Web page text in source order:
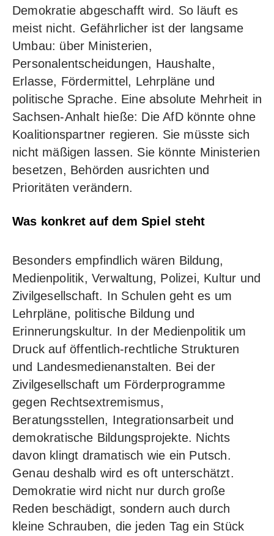
Demokratie abgeschafft wird. So läuft es
meist nicht. Gefährlicher ist der langsame
Umbau: über Ministerien,
Personalentscheidungen, Haushalte,
Erlasse, Fördermittel, Lehrpläne und
politische Sprache. Eine absolute Mehrheit in
Sachsen-Anhalt hieße: Die AfD könnte ohne
Koalitionspartner regieren. Sie müsste sich
nicht mäßigen lassen. Sie könnte Ministerien
besetzen, Behörden ausrichten und
Prioritäten verändern.
Was konkret auf dem Spiel steht
Besonders empfindlich wären Bildung,
Medienpolitik, Verwaltung, Polizei, Kultur und
Zivilgesellschaft. In Schulen geht es um
Lehrpläne, politische Bildung und
Erinnerungskultur. In der Medienpolitik um
Druck auf öffentlich-rechtliche Strukturen
und Landesmedienanstalten. Bei der
Zivilgesellschaft um Förderprogramme
gegen Rechtsextremismus,
Beratungsstellen, Integrationsarbeit und
demokratische Bildungsprojekte. Nichts
davon klingt dramatisch wie ein Putsch.
Genau deshalb wird es oft unterschätzt.
Demokratie wird nicht nur durch große
Reden beschädigt, sondern auch durch
kleine Schrauben, die jeden Tag ein Stück